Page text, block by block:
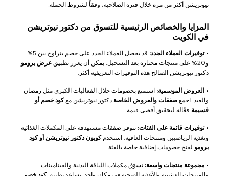
نيوتريشن أكثر من مرة خلال فترة الصلاحية، وفقاً لشروط الحملة.
المزايا والخصائص الرئيسية للتسوق من دكتور نيوتريشن
في الكويت
•توفيرات العملاء الجدد:
قد يحصل العملاء الجدد على خصم يتراوح بين 5%
و20% على منتجات مختارة بعد التسجيل. يمكن أن يعزز تطبيق
عرض برومو
دكتور نيوتريشن الصالح هذه التوفيرات التعريفية أكثر.
• العروض الموسمية: استمتع بخصومات خلال الفعاليات الكبرى مثل رمضان
والعيد. اجمع صفقات والعروض الخاصة دكتور نيوتريشن معكود خصم أو
قسيمة فعّالة لتحقيق أقصى قيمة.
•توفيرات قائمة على الفئات: تتوفر صفقات مستهدفة على المكملات الغذائية
وتغذية الرياضيين ومنتجات العافية. استخدمكوبون دكتور نيوتريشن أو كود
برومو لفتح خصومات إضافية خاصة بالفئة.
• مجموعة منتجات واسعة: تسوّق مكملات اللياقة البدنية والفيتامينات